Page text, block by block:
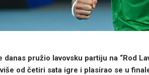
danas pružio lavovsku partiju na “Rod
od četiri sata igre i plasirao se u